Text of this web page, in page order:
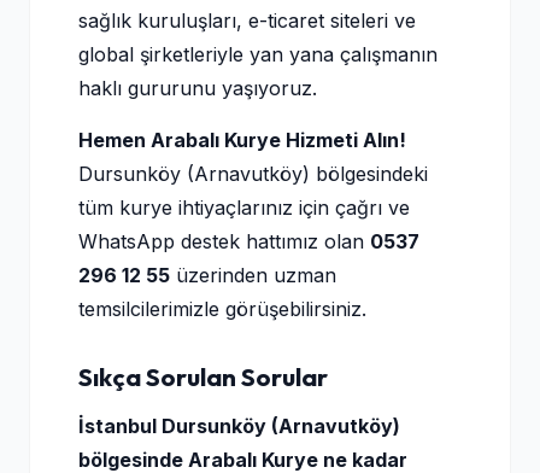
sağlık kuruluşları, e-ticaret siteleri ve
global şirketleriyle yan yana çalışmanın
haklı gururunu yaşıyoruz.
Hemen Arabalı Kurye Hizmeti Alın!
Dursunköy (Arnavutköy) bölgesindeki
tüm kurye ihtiyaçlarınız için çağrı ve
WhatsApp destek hattımız olan 0537
296 12 55 üzerinden uzman
temsilcilerimizle görüşebilirsiniz.
Sıkça Sorulan Sorular
İstanbul Dursunköy (Arnavutköy)
bölgesinde Arabalı Kurye ne kadar